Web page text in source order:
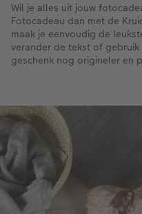
Wil je alles uit jouw
Fotocadeau dan met de
maak je eenvoudig de
verander de tekst of
geschenk nog origineler en